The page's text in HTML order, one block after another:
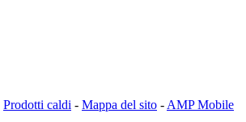
Prodotti caldi - Mappa del sito - AMP Mobile